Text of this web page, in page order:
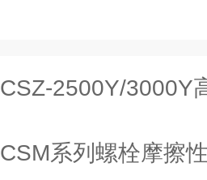
CSZ-2500Y/3000Y
CSM系列螺栓摩擦性能